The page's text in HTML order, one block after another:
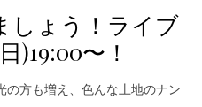
しょう！ライブ
)19:00〜！
の方も増え、色んな土地のナン